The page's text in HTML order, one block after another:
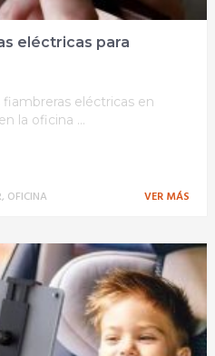
eléctricas para
eléctricas en
la oficina …
, OFICINA VER MÁS